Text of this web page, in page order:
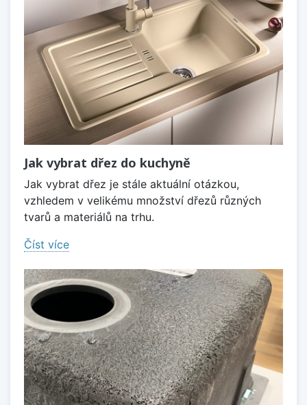
Jak vybrat dřez do kuchyně
Jak vybrat dřez je stále aktuální otázkou,
vzhledem v velikému množství dřezů různých
tvarů a materiálů na trhu.
Číst více